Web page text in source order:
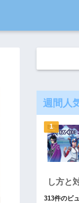
週間人
し方と
313件のビ